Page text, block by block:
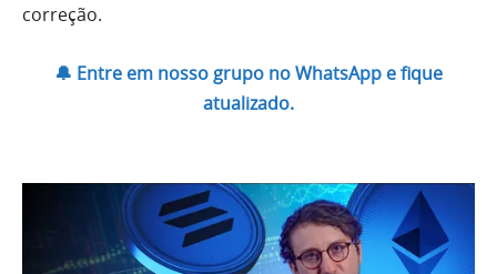
correção.
🔔 Entre em nosso grupo no WhatsApp e fique
atualizado.